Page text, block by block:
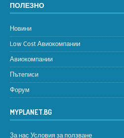
ПОЛЕЗНО
Новини
Low Cost Авиокомпании
Авиокомпании
Пътеписи
Форум
MYPLANET.BG
За нас Условия за ползване